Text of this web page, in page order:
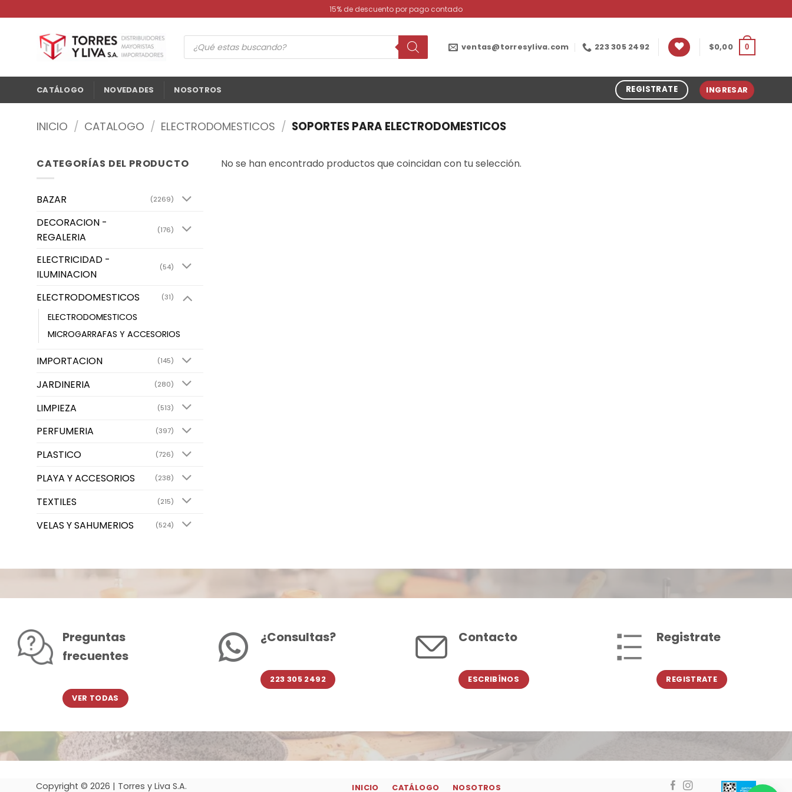
al
contenido
15% de descuento por pago contado
Búsqueda
productos
ventas@torresyliva.com 223 305 2492 $0,00 0
CATÁLOGO NOVEDADES NOSOTROS REGISTRATE INGRESAR
INICIO / CATALOGO / ELECTRODOMESTICOS / SOPORTES PARA ELECTRODOMESTICOS
CATEGORÍAS DEL PRODUCTO
BAZAR (2269)
DECORACION -
REGALERIA
(176)
ELECTRICIDAD -
ILUMINACION
(54)
ELECTRODOMESTICOS (31)
ELECTRODOMESTICOS
MICROGARRAFAS Y ACCESORIOS
IMPORTACION (145)
JARDINERIA (280)
LIMPIEZA (513)
PERFUMERIA (397)
PLASTICO (726)
PLAYA Y ACCESORIOS (238)
TEXTILES (215)
VELAS Y SAHUMERIOS (524)
No se han encontrado productos que coincidan con tu selección.
Preguntas
frecuentes
VER TODAS
¿Consultas?
223 305 2492
Contacto
ESCRIBÍNOS
Registrate
REGISTRATE
Copyright © 2026 | Torres y Liva S.A. INICIO CATÁLOGO NOSOTROS